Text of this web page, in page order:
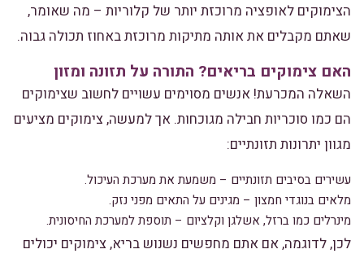
הצימוקים לאופציה מרוכזת יותר של קלוריות – מה שאומר,
שאתם מקבלים את אותה מתיקות מרוכזת באחוז תכולה גבוה.
האם צימוקים בריאים? התורה על תזונה ומזון
השאלה המכרעת! אנשים מסוימים עשויים לחשוב שצימוקים
הם כמו סוכריות חבילה מגוכחות. אך למעשה, צימוקים מציעים
מגוון יתרונות תזונתיים:
עשירים בסיבים תזונתיים – משמעת את מערכת העיכול.
מלאים בנוגדי חמצון – מגינים על התאים מפני נזק.
מינרלים כמו ברזל, אשלגן וקלציום – תוספת למערכת החיסונית.
לכן, לדוגמה, אם אתם מחפשים נשנוש בריא, צימוקים יכולים